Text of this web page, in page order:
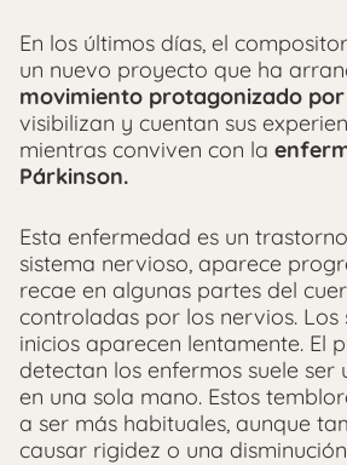
En los últimos días, el
un nuevo proyecto que ha
movimiento protagonizado
visibilizan y cuentan sus
mientras conviven con la
Párkinson.
Esta enfermedad es un
sistema nervioso, aparece
recae en algunas partes del
controladas por los nervios. Los
inicios aparecen lentamente. El
detectan los enfermos suele
en una sola mano. Estos
a ser más habituales, aunque
causar rigidez o una